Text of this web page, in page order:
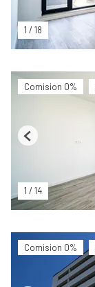
1 / 18
Comision 0%
1 / 14
Previous
Comision 0%